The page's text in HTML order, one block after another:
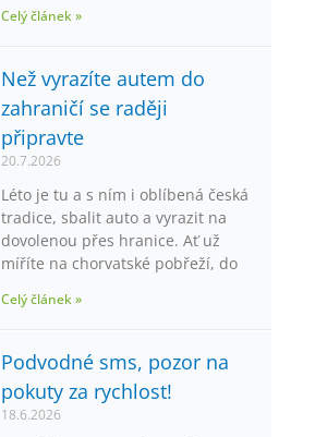
Celý článek »
Než vyrazíte autem do
zahraničí se raději
připravte
20.7.2026
Léto je tu a s ním i oblíbená česká
tradice, sbalit auto a vyrazit na
dovolenou přes hranice. Ať už
míříte na chorvatské pobřeží, do
Celý článek »
Podvodné sms, pozor na
pokuty za rychlost!
18.6.2026